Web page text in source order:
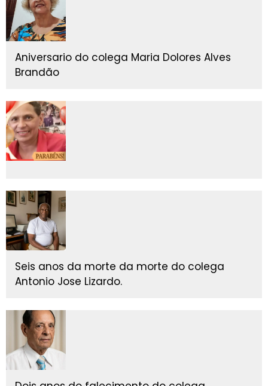
Aniversario do colega Maria Dolores Alves
Brandão
Seis anos da morte da morte do colega
Antonio Jose Lizardo.